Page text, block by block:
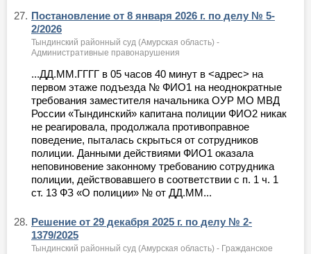
27. Постановление от 8 января 2026 г. по делу № 5-
2/2026
Тындинский районный суд (Амурская область) -
Административные правонарушения
...ДД.ММ.ГГГГ в 05 часов 40 минут в <адрес> на
первом этаже подъезда № ФИО1 на неоднократные
требования заместителя начальника ОУР МО МВД
России «Тындинский» капитана полиции ФИО2 никак
не реагировала, продолжала противоправное
поведение, пыталась скрыться от сотрудников
полиции. Данными действиями ФИО1 оказала
неповиновение законному требованию сотрудника
полиции, действовавшего в соответствии с п. 1 ч. 1
ст. 13 ФЗ «О полиции» № от ДД.ММ...
28. Решение от 29 декабря 2025 г. по делу № 2-
1379/2025
Тындинский районный суд (Амурская область) - Гражданское